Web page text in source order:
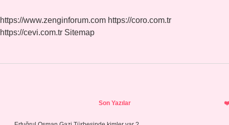
https://www.zenginforum.com https://coro.com.tr
https://cevi.com.tr Sitemap
Son Yazılar